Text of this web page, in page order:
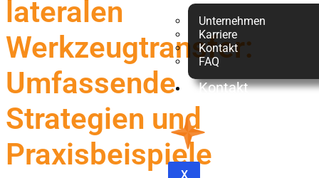
Unternehmen
Karriere
Kontakt
FAQ
Kontakt
X
lateralen
Werkzeugtransfer:
Umfassende
Strategien und
Praxisbeispiele